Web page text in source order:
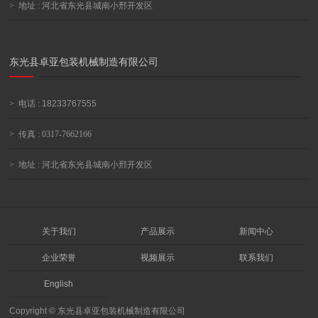
> 地址 : 河北省东光县城南小邢开发区
东光县卓亚包装机械制造有限公司
> 电话 : 18233767555
> 传真 : 0317-7662166
> 地址 : 河北省东光县城南小邢开发区
关于我们 产品展示 新闻中心
企业荣誉 视频展示 联系我们
English
Copyright © 东光县卓亚包装机械制造有限公司